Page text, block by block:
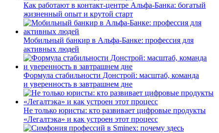
Как работают в контакт-центре Альфа-Банка: богатый
жизненный опыт и крутой старт
Мобильный банкир в Альфа-Банке: профессия для
активных людей
Формула стабильности Донстрой: масштаб, команда
и уверенность в завтрашнем дне
Не только юристы: кто развивает цифровые продукты
«Легалтэка» и как устроен этот процесс